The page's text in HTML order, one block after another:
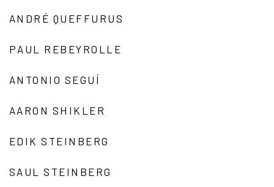
ANDRÉ QUEFFURUS
PAUL REBEYROLLE
ANTONIO SEGUÍ
AARON SHIKLER
EDIK STEINBERG
SAUL STEINBERG